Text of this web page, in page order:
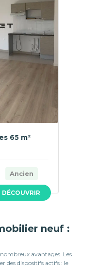
DÉCOUVRIR
65 m²
Ancien
neuf :
avantages. Les
dispositifs actifs : le